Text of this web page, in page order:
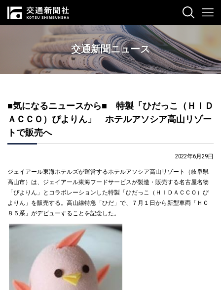
交通新聞ニュース
■気になるニュースから■ 特製「ひだっこ（ＨＩＤ
ＡＣＣＯ）ぴよりん」 ホテルアソシア高山リゾー
トで販売へ
2022年6月29日
ジェイアール東海ホテルズが運営するホテルアソシア高山リゾート（岐阜県
高山市）は、ジェイアール東海フードサービスが製造・販売する名古屋名物
「ぴよりん」とコラボレーションした特製「ひだっこ（ＨＩＤＡＣＣＯ）ぴ
よりん」を販売する。高山線特急「ひだ」で、７月１日から新型車両「ＨＣ
８５系」がデビューすることを記念した。